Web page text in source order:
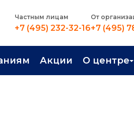
Частным лицам
+7 (495) 232-32-16
От
+7 (495)
Акции О центре